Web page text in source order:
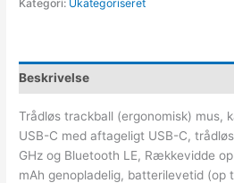
Kategori: Ukategoriseret
Beskrivelse
Trådløs trackball (ergonomisk) mus,
USB-C med aftageligt USB-C,
GHz og Bluetooth LE, Rækkevidde
mAh genopladelig, batterilevetid (op